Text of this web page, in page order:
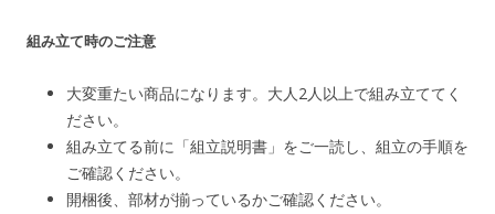
組み立て時のご注意
大変重たい商品になります。大人2人以上で組み立ててく
ださい。
組み立てる前に「組立説明書」をご一読し、組立の手順を
ご確認ください。
開梱後、部材が揃っているかご確認ください。